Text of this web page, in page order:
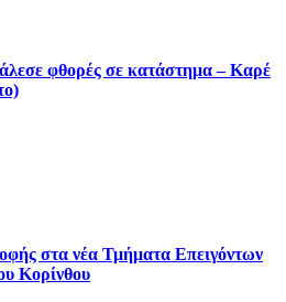
φθορές σε κατάστημα – Καρέ
στα νέα Τμήματα Επειγόντων
Κορίνθου